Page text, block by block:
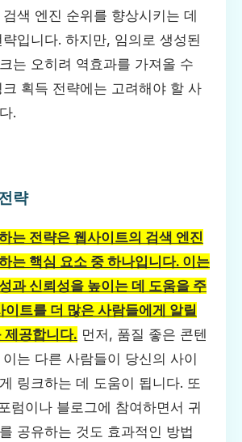
색 엔진 순위를 향상시키는 데
입니다. 하지만, 임의로 생성된
는 오히려 역효과를 가져올 수
획득 전략에는 고려해야 할 사
.
략
는 전략은 웹사이트의 검색 엔진
는 핵심 요소 중 하나입니다. 이는
과 신뢰성을 높이는 데 도움을 주
이트를 더 많은 사람들에게 알릴
제공합니다. 먼저, 품질 좋은 콘텐
는 다른 사람들이 당신의 사이
링크하는 데 도움이 됩니다. 또
럼이나 블로그에 참여하면서 귀
공유하는 것도 효과적인 방법